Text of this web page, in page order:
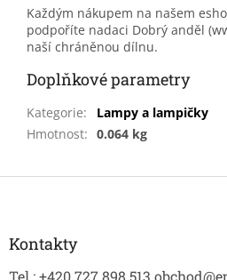
Každým nákupem na našem
podpoříte nadaci Dobrý anděl
naší chráněnou dílnu.
Doplňkové parametry
Kategorie:
Lampy a lampičky
Hmotnost: 0.064 kg
Kontakty
Tel.: +420 727 898 513